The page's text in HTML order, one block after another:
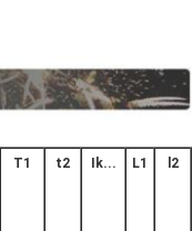
T1 t2 Ik... L1 l2